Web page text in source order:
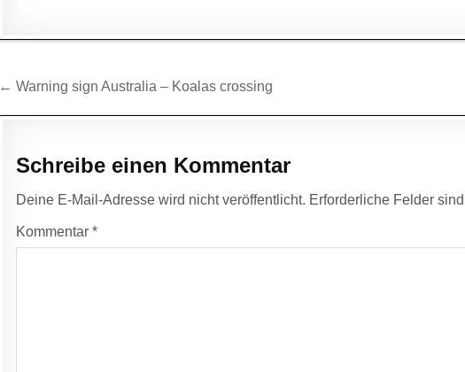
Beitragsnavigation
← Warning sign Australia – Koalas crossing
Schreibe einen Kommentar
Deine E-Mail-Adresse wird nicht veröffentlicht. Erforderliche Felder
Kommentar*